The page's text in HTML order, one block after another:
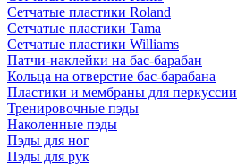
Сетчатые пластики Roland
Сетчатые пластики Tama
Сетчатые пластики Williams
Патчи-наклейки на бас-барабан
Кольца на отверстие бас-барабана
Пластики и мембраны для перкуссии
Тренировочные пэды
Наколенные пэды
Пэды для ног
Пэды для рук